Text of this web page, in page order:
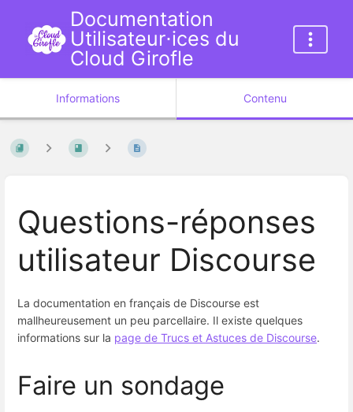
Documentation
Utilisateur⋅ices du
Cloud Girofle
Informations Contenu
Questions-réponses
utilisateur Discourse
La documentation en français de Discourse est
mallheureusement un peu parcellaire. Il existe quelques
informations sur la page de Trucs et Astuces de Discourse.
Faire un sondage